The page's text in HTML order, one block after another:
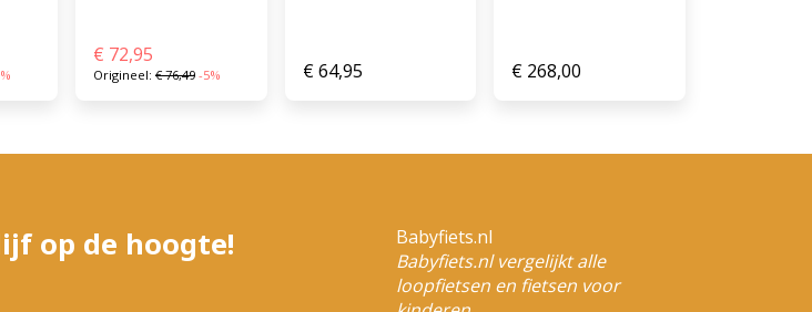
€ 72,95
Origineel: €76,49 -5% €64,95 € 268,00
op de hoogte!
Babyfiets.nl
Babyfiets.nl vergelijkt alle
loopfietsen en fietsen voor